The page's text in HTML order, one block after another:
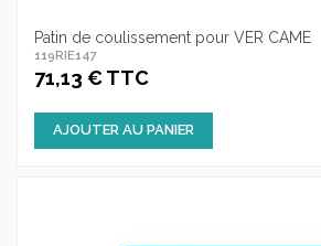
Patin de coulissement pour VER CAME
119RIE147
71,13 € TTC
AJOUTER AU PANIER